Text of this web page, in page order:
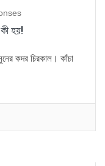
হয়!
​কদর চিরকাল। কাঁচা